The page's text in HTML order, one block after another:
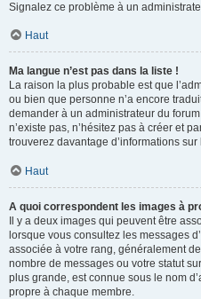
Signalez ce problème à un
Haut
Ma langue n’est pas dans la liste !
La raison la plus probable est que
ou bien que personne n’a encore
demander à un administrateur du
n’existe pas, n’hésitez pas à créer et
trouverez davantage d’informations sur
Haut
A quoi correspondent les images à
Il y a deux images qui peuvent être
lorsque vous consultez les messages
associée à votre rang, généralement
nombre de messages ou votre statut
plus grande, est connue sous le nom
propre à chaque membre.